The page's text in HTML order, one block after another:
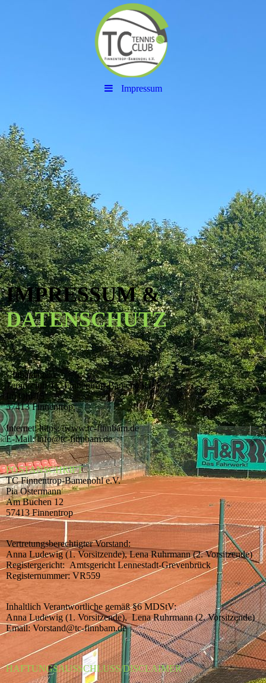
Impressum
IMPRESSUM &
DATENSCHUTZ
Clubanlage:
Tennisclub TC Finnentrop-Bamenohl e.V
Im Ohl 15
57413 Finnentrop
Internet: https://www.tc-finnbam.de
E-Mail: info@tc-finnbam.de
POSTANSCHRIFT
TC Finnentrop-Bamenohl e.V.
Pia Ostermann
Am Buchen 12
57413 Finnentrop
Vertretungsberechtigter Vorstand:
Anna Ludewig (1. Vorsitzende), Lena Ruhrmann (2. Vorsitzende)
Registergericht: Amtsgericht Lennestadt-Grevenbrück
Registernummer: VR559
Inhaltlich Verantwortliche gemäß §6 MDStV:
Anna Ludewig (1. Vorsitzende), Lena Ruhrmann (2. Vorsitzende)
Email: Vorstand@tc-finnbam.de
HAFTUNGSAUSSCHLUSS/DISCLAIMER